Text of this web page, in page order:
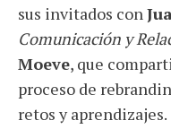
sus invitados con
Comunicación y
Moeve, que
proceso de
retos y aprendizajes.